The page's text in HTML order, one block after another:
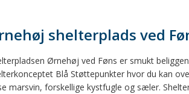
shelterplads ved
Ørnehøj ved Føns er smukt
Blå Støttepunkter hvor du kan
marsvin, forskellige kystfugle og sæler.